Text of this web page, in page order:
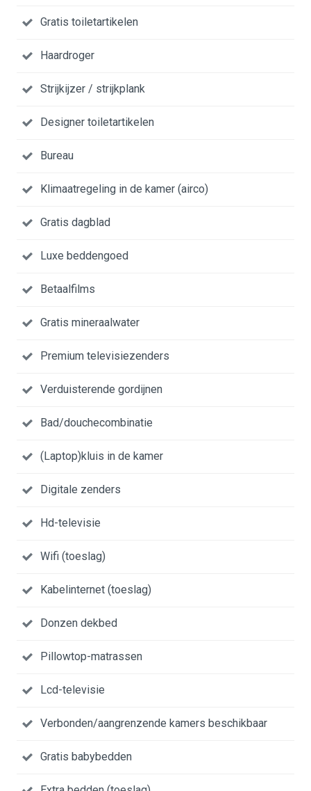
Gratis toiletartikelen
Haardroger
Strijkijzer / strijkplank
Designer toiletartikelen
Bureau
Klimaatregeling in de kamer (airco)
Gratis dagblad
Luxe beddengoed
Betaalfilms
Gratis mineraalwater
Premium televisiezenders
Verduisterende gordijnen
Bad/douchecombinatie
(Laptop)kluis in de kamer
Digitale zenders
Hd-televisie
Wifi (toeslag)
Kabelinternet (toeslag)
Donzen dekbed
Pillowtop-matrassen
Lcd-televisie
Verbonden/aangrenzende kamers beschikbaar
Gratis babybedden